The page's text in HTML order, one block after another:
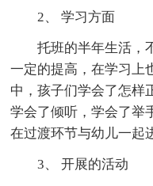
2、 学习方面
托班的半年生活，
一定的提高，在学习上
中，孩子们学会了怎样
学会了倾听，学会了举
在过渡环节与幼儿一起
3、 开展的活动